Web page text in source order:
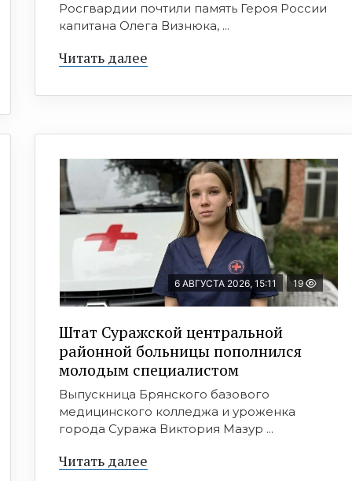
Росгвардии почтили память Героя России
капитана Олега Визнюка, ...
Читать далее
6 АВГУСТА 2026, 15:11 19
Штат Суражской центральной
районной больницы пополнился
молодым специалистом
Выпускница Брянского базового
медицинского колледжа и уроженка
города Суража Виктория Мазур ...
Читать далее